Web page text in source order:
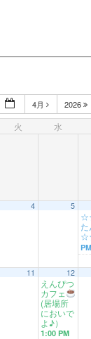
4月 2026
火 水
4 5
PM
11 12
えんぴつ
カフェ
(居場所
においで
よ♪）
1:00 PM